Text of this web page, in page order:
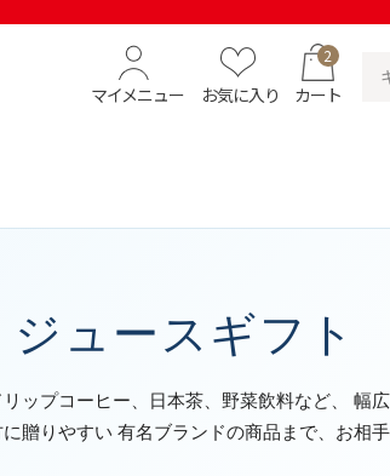
マイメニュー お気に入り
2
カート
ュースギフト
ップコーヒー、日本茶、野菜飲料など、 幅
贈りやすい 有名ブランドの商品まで、お相